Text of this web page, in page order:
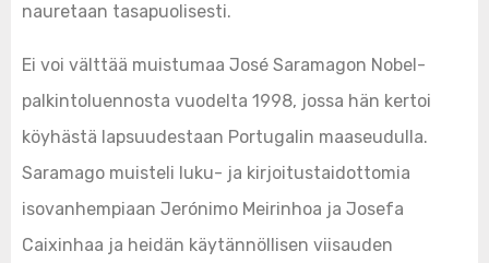
nauretaan tasapuolisesti.
Ei voi välttää muistumaa José Saramagon Nobel-
palkintoluennosta vuodelta 1998, jossa hän kertoi
köyhästä lapsuudestaan Portugalin maaseudulla.
Saramago muisteli luku- ja kirjoitustaidottomia
isovanhempiaan Jerónimo Meirinhoa ja Josefa
Caixinhaa ja heidän käytännöllisen viisauden